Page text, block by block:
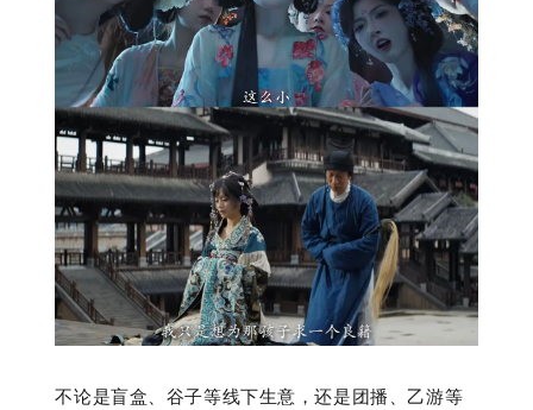
不论是盲盒、谷子等线下生意，还是团播、乙游等